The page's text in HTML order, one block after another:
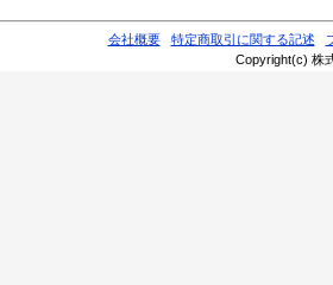
会社概要 特定商取引に関する記述
Copyright(c) 株